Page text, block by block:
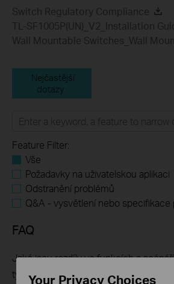
Switch Regulatory Compliance
TL-SF1005P(UN)_V2_Installation
Wall Mountable Switches_Wall
Nejčastější
dotazy
Feature Filter:
Vše
Požadavky na uživatelskou aplikaci
Odstranění problémů
Q&A - vysvětlení nebo specifikace
FAQ
Jaké jsou rozdíly ve funkcích a
typů switchů?
Your Privacy Choices